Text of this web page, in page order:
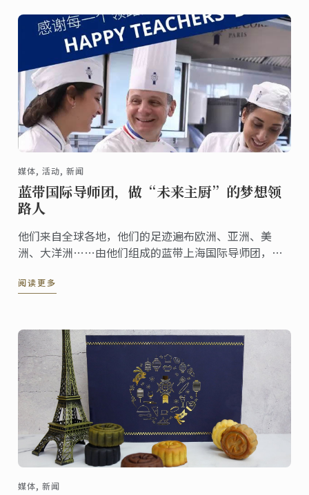
媒体, 活动, 新闻
蓝带国际导师团，做“未来主厨”的梦想领
路人
他们来自全球各地，他们的足迹遍布欧洲、亚洲、美
洲、大洋洲……由他们组成的蓝带上海国际导师团，希
阅读更多
媒体, 新闻